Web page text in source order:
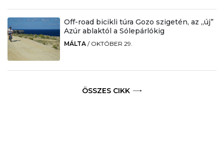
Off-road bicikli túra Gozo szigetén, az „új”
Azúr ablaktól a Sólepárlókig
MÁLTA / OKTÓBER 29.
ÖSSZES CIKK